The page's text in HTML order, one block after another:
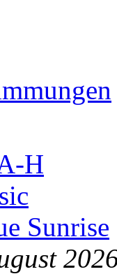
H
Sunrise